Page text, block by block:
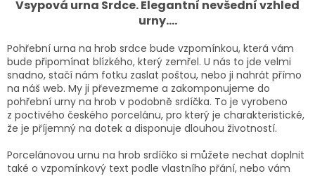
Vsypová urna Srdce. Elegantní nevšední vzhled
urny....
Pohřební urna na hrob srdce bude vzpomínkou, která vám
bude připomínat blízkého, který zemřel. U nás to jde velmi
snadno, stačí nám fotku zaslat poštou, nebo ji nahrát přímo
na náš web. My ji převezmeme a zakomponujeme do
pohřební urny na hrob v podobně srdíčka. To je vyrobeno
z poctivého českého porcelánu, pro který je charakteristické,
že je příjemný na dotek a disponuje dlouhou životností.
Porcelánovou urnu na hrob srdíčko si můžete nechat doplnit
také o vzpomínkový text podle vlastního přání, nebo vám